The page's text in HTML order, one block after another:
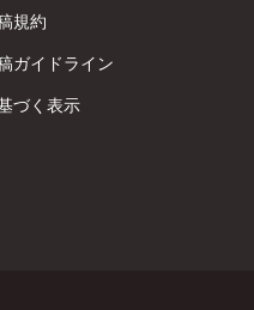
規約
ガイドライン
づく表示